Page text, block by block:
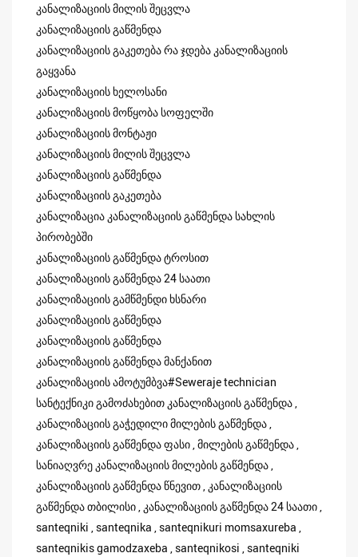
კანალიზაციის მილის შეცვლა
კანალიზაციის გაწმენდა
კანალიზაციის გაკეთება რა ჯდება კანალიზაციის
გაყვანა
კანალიზაციის ხელოსანი
კანალიზაციის მოწყობა სოფელში
კანალიზაციის მონტაჟი
კანალიზაციის მილის შეცვლა
კანალიზაციის გაწმენდა
კანალიზაციის გაკეთება
კანალიზაცია კანალიზაციის გაწმენდა სახლის
პირობებში
კანალიზაციის გაწმენდა ტროსით
კანალიზაციის გაწმენდა 24 საათი
კანალიზაციის გამწმენდი ხსნარი
კანალიზაციის გაწმენდა
კანალიზაციის გაწმენდა
კანალიზაციის გაწმენდა მანქანით
კანალიზაციის ამოტუმბვა#Seweraje technician
სანტექნიკი გამოძახებით კანალიზაციის გაწმენდა ,
კანალიზაციის გაჭედილი მილების გაწმენდა ,
კანალიზაციის გაწმენდა ფასი , მილების გაწმენდა ,
სანიაღვრე კანალიზაციის მილების გაწმენდა ,
კანალიზაციის გაწმენდა წნევით , კანალიზაციის
გაწმენდა თბილისი , კანალიზაციის გაწმენდა 24 საათი ,
santeqniki , santeqnika , santeqnikuri momsaxureba ,
santeqnikis gamodzaxeba , santeqnikosi , santeqniki